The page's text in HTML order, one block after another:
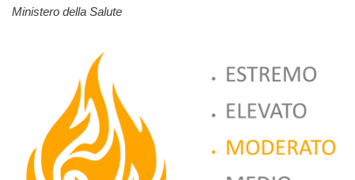
Ministero della Salute